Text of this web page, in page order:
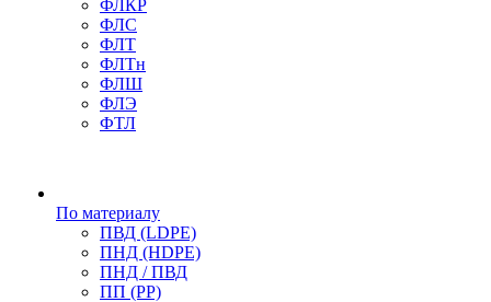
ФЛКР
ФЛС
ФЛТ
ФЛТн
ФЛШ
ФЛЭ
ФТЛ
По материалу
ПВД (LDPE)
ПНД (HDPE)
ПНД / ПВД
ПП (PP)